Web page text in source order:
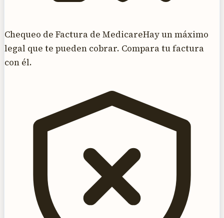
Chequeo de Factura de MedicareHay un máximo
legal que te pueden cobrar. Compara tu factura
con él.